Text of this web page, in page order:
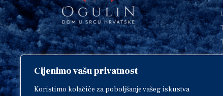
Cijenimo vašu privatnost
Koristimo kolačiće za poboljšanje vašeg iskustva
Copyright © 2018. Grad Ogulin,
sva prava pridržana.